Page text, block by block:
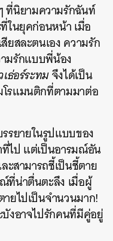
ที่นิยามความรักฉันท์
ในยุคก่อนหน้า เมื่อ
ยสละตนเอง ความรัก
มรักแบบพี่น้อง
ธ่อร์ระทมจึงได้เป็น
รแมนติกที่ตามมาต่อ
รยายในรูปแบบของ
ไป แต่เป็นอารมณ์อัน
ะสามารถชี้เป็นชี้ตาย
ที่น่าตื่นตะลึง เมื่อผู้
ยไปเป็นจำนวนมาก!
บังอาจไปรักคนที่มีคู่อยู่